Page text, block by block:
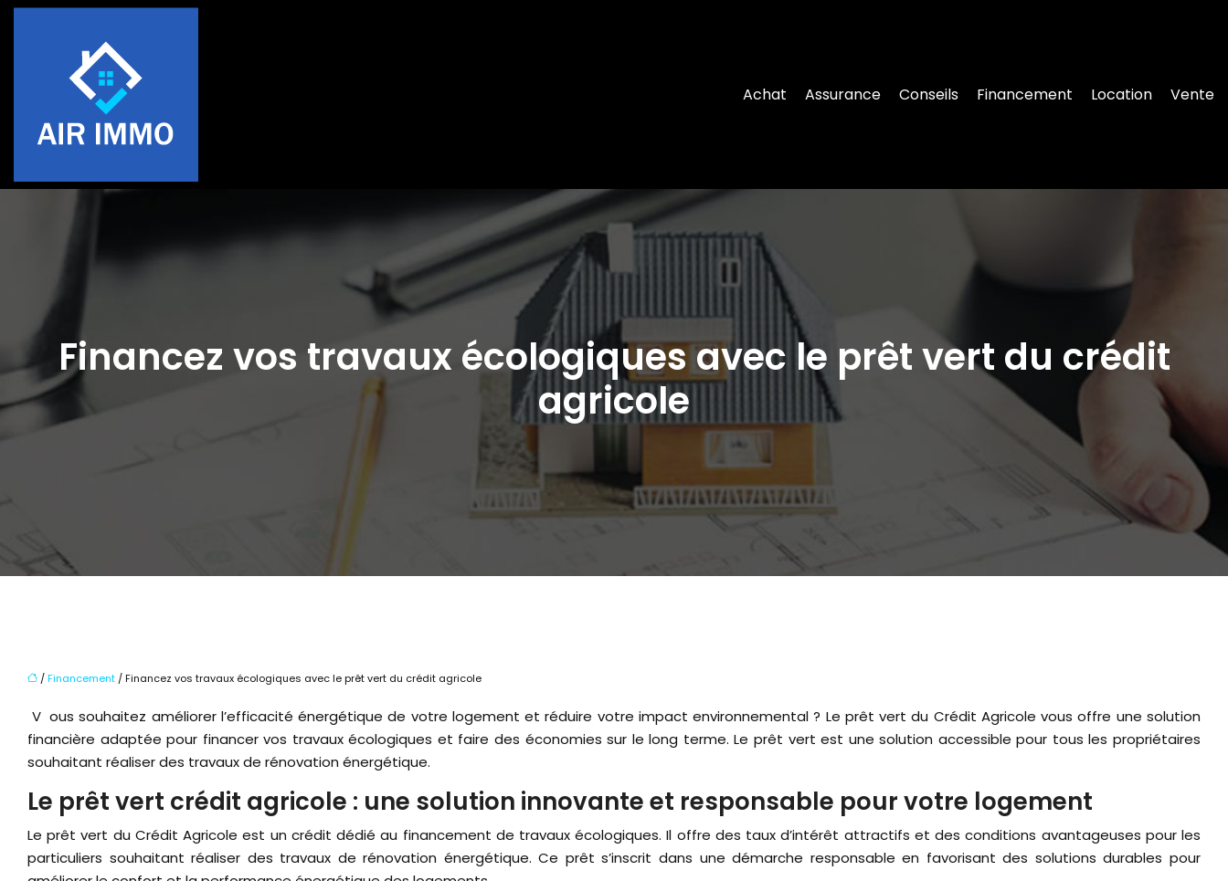
Achat Assurance Conseils Financement Location Vente
Financez vos travaux écologiques avec le prêt vert du crédit
agricole
/Financement / Financez vos travaux écologiques avec le prêt vert du crédit agricole
Vous souhaitez améliorer l’efficacité énergétique de votre logement et réduire votre impact environnemental ? Le prêt vert du Crédit Agricole vous offre une solution
financière adaptée pour financer vos travaux écologiques et faire des économies sur le long terme. Le prêt vert est une solution accessible pour tous les propriétaires
souhaitant réaliser des travaux de rénovation énergétique.
Le prêt vert crédit agricole : une solution innovante et responsable pour votre logement
Le prêt vert du Crédit Agricole est un crédit dédié au financement de travaux écologiques. Il offre des taux d’intérêt attractifs et des conditions avantageuses pour les
particuliers souhaitant réaliser des travaux de rénovation énergétique. Ce prêt s’inscrit dans une démarche responsable en favorisant des solutions durables pour